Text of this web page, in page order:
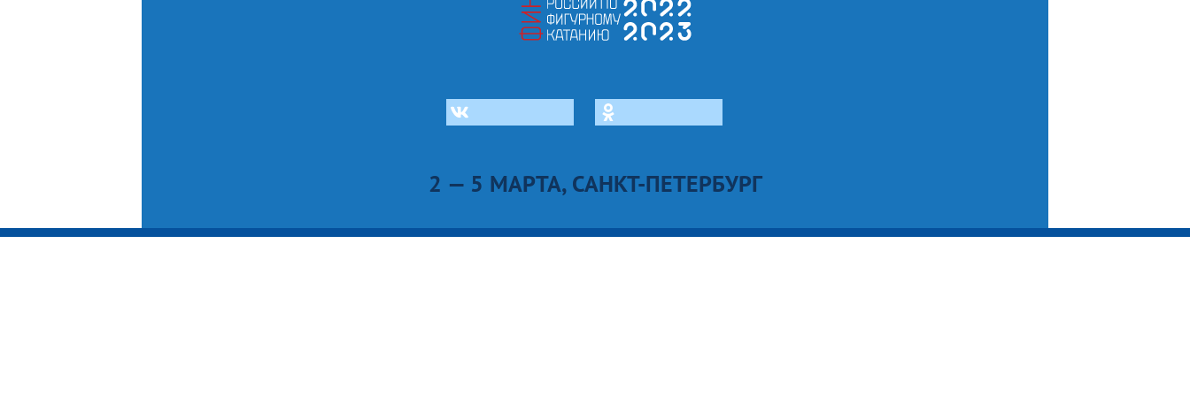
2 — 5 МАРТА, САНКТ-ПЕТЕРБУРГ